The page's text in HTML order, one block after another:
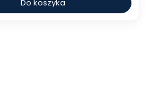
Do koszyka